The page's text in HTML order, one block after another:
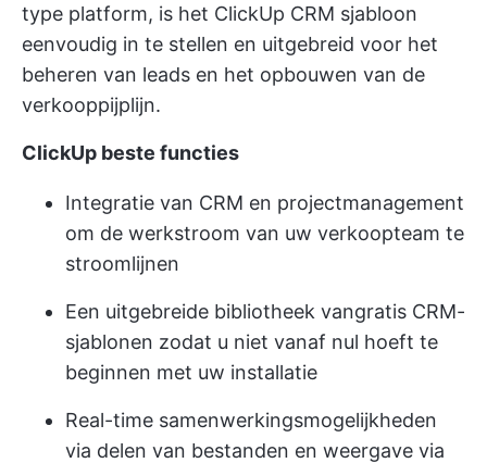
type platform, is het ClickUp CRM sjabloon
eenvoudig in te stellen en uitgebreid voor het
beheren van leads en het opbouwen van de
verkooppijplijn.
ClickUp beste functies
Integratie van CRM en projectmanagement
om de werkstroom van uw verkoopteam te
stroomlijnen
Een uitgebreide bibliotheek vangratis CRM-
sjablonen zodat u niet vanaf nul hoeft te
beginnen met uw installatie
Real-time samenwerkingsmogelijkheden
via delen van bestanden en weergave via